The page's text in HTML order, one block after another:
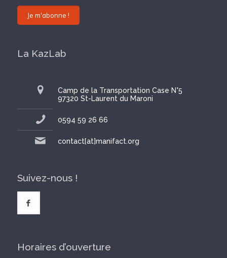
La KazLab
Camp de la Transportation Case N°5
97320 St-Laurent du Maroni
0594 59 26 66
contact[at]manifact.org
Suivez-nous !
Horaires d’ouverture